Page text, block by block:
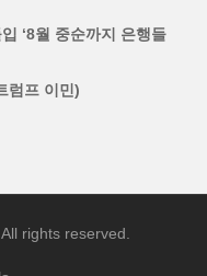
‘8월 중순까지 은행들
럼프 이민)
rights reserved.